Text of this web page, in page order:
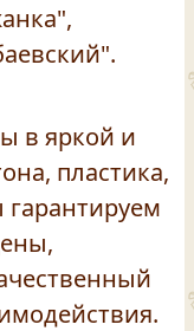
в яркой и
пластика,
гарантируем